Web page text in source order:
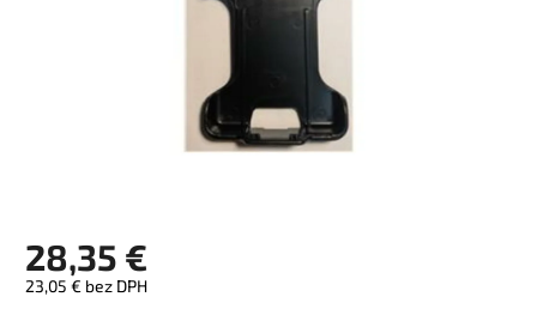
28,35 €
23,05 € bez DPH